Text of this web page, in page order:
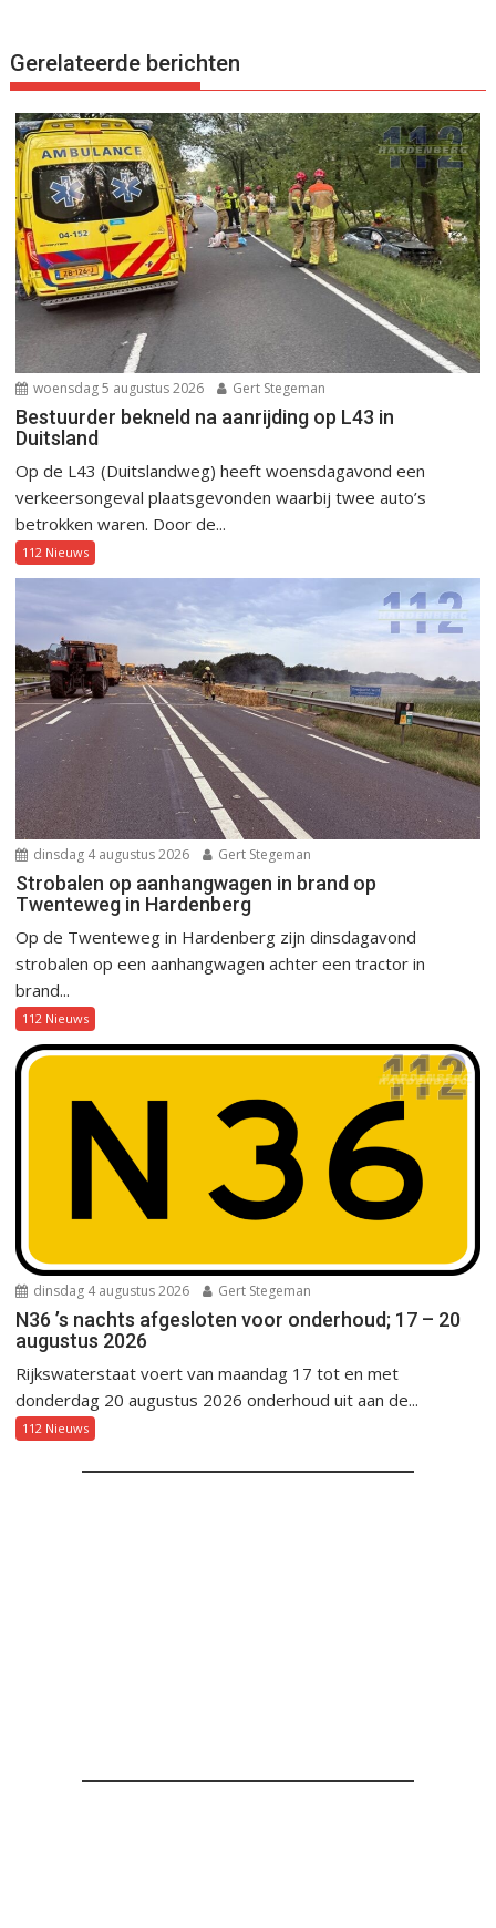
Gerelateerde berichten
woensdag 5 augustus 2026 Gert Stegeman
Bestuurder bekneld na aanrijding op L43 in
Duitsland
Op de L43 (Duitslandweg) heeft woensdagavond een
verkeersongeval plaatsgevonden waarbij twee auto’s
betrokken waren. Door de...
112 Nieuws
dinsdag 4 augustus 2026 Gert Stegeman
Strobalen op aanhangwagen in brand op
Twenteweg in Hardenberg
Op de Twenteweg in Hardenberg zijn dinsdagavond
strobalen op een aanhangwagen achter een tractor in
brand...
112 Nieuws
dinsdag 4 augustus 2026 Gert Stegeman
N36 ’s nachts afgesloten voor onderhoud; 17 – 20
augustus 2026
Rijkswaterstaat voert van maandag 17 tot en met
donderdag 20 augustus 2026 onderhoud uit aan de...
112 Nieuws